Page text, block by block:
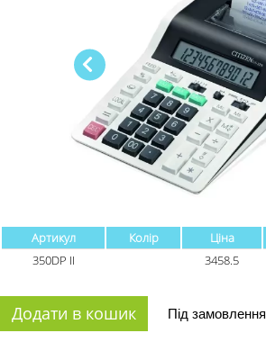
Артикул Колір Ціна
350DP II
3458.5
Додати в кошик Під замовлення